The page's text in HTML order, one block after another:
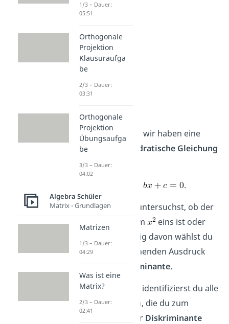
Angenommen wir haben eine
beliebige
quadratische Gleichung
gegeben
.
Schritt 1:
Du untersuchst, ob der
Faktor vor dem
eins ist oder
nicht. Abhängig davon wählst du
den entsprechenden Ausdruck
Diskriminante.
Schritt 2:
Nun identifizierst du alle
Komponenten, die du zum
Berechnen der Diskriminante
1/3 – Dauer:
05:51
Orthogonale
Projektion
Klausuraufga
be
2/3 – Dauer:
03:31
Orthogonale
Projektion
Übungsaufga
be
3/3 – Dauer:
04:02
Algebra Schüler
Matrix - Grundlagen
Matrizen
1/3 – Dauer:
04:29
Was ist eine
Matrix?
2/3 – Dauer:
02:41